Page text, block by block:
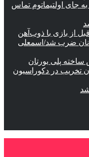
جای اولتیماتوم تماس
از بازی با ذوب‌آهن
ضرب شد/اسمعلی
ساخته پلی یورتان
تخریب در دکوراسیون